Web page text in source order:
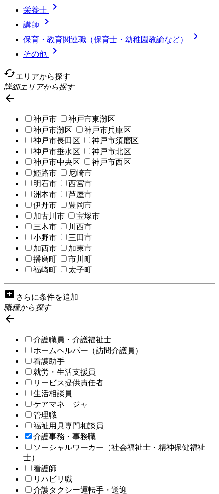
栄養士 
講師 
保育・教育関連職（保育士・幼稚園教諭など） 
その他

cachedエリアから探す
詳細エリアから探す

神戸市
神戸市東灘区
神戸市灘区
神戸市兵庫区
神戸市長田区
神戸市須磨区
神戸市垂水区
神戸市北区
神戸市中央区
神戸市西区
姫路市
尼崎市
明石市
西宮市
洲本市
芦屋市
伊丹市
豊岡市
加古川市
宝塚市
三木市
川西市
小野市
三田市
加西市
加東市
播磨町
市川町
福崎町
太子町
add_box さらに条件を追加
職種から探す

介護職員・介護福祉士
ホームヘルパー（訪問介護員）
看護助手
就労・生活支援員
サービス提供責任者
生活相談員
ケアマネージャー
管理職
福祉用具専門相談員
介護事務・事務職
ソーシャルワーカー（社会福祉士・精神保健福祉
士）
看護師
リハビリ職
介護タクシー運転手・送迎